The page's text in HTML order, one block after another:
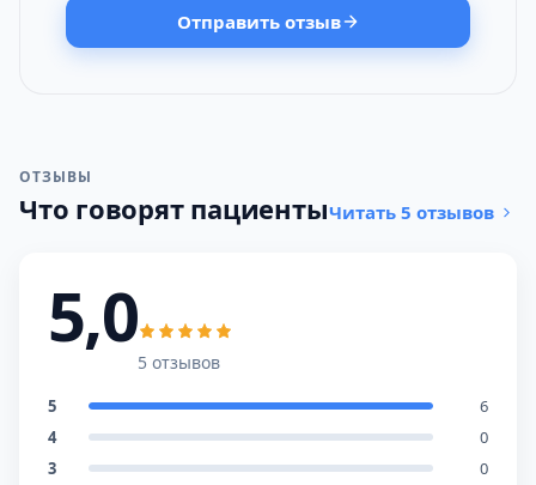
Отправить отзыв
ОТЗЫВЫ
Что говорят пациентыЧитать 5 отзывов
5,0
5 отзывов
5
6
4
0
3
0